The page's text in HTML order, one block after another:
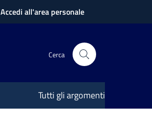
Accedi all'area personale
Cerca
Tutti gli argomenti